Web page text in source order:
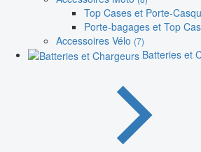
Top Cases et Porte-
Porte-bagages et Top
Accessoires Vélo (7)
Batteries et